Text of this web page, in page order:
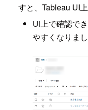
すと、Tableau UI
UI上で確認で
やすくなりま